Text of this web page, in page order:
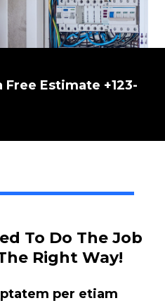
Free Estimate +123-
To Do The Job
Right Way!
per etiam